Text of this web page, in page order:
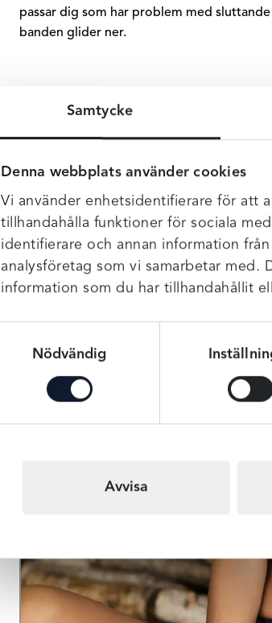
Samtycke
Denna webbplats använder cookies
Vi använder enhetsidentifierare för att
tillhandahålla funktioner för sociala
identifierare och annan information
analysföretag som vi samarbetar med.
information som du har tillhandahållit
Nödvändig
Avvisa
passar dig som har problem med
banden glider ner.